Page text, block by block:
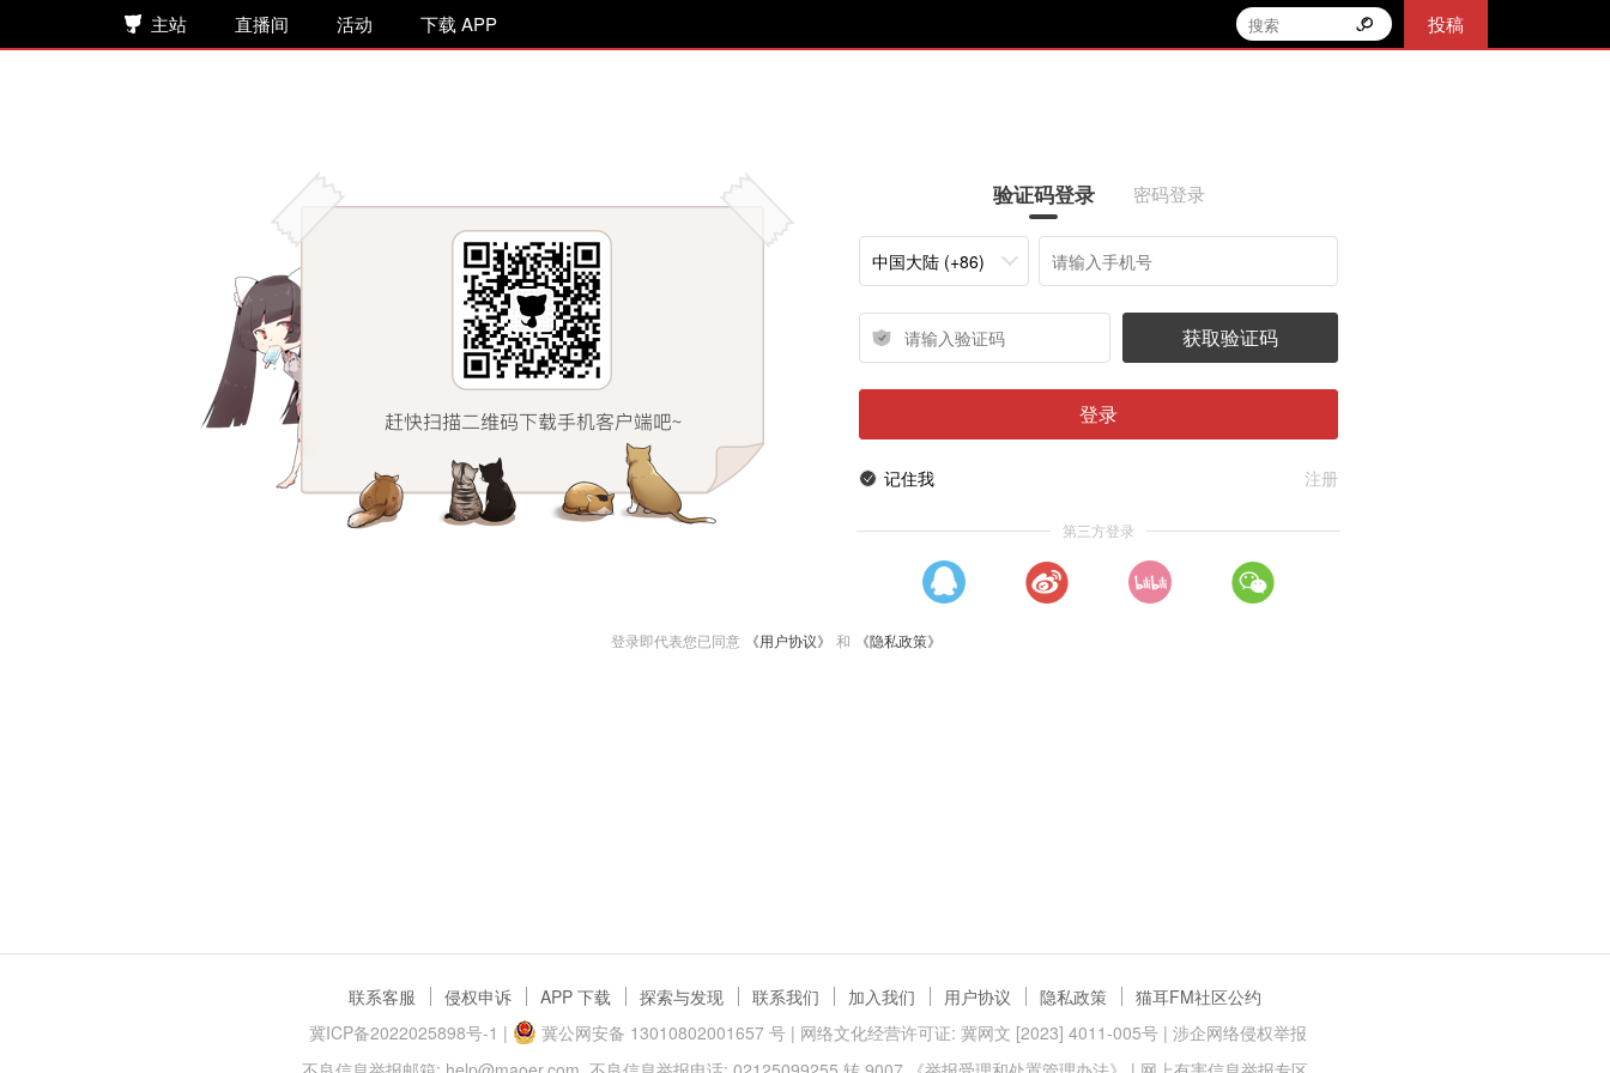
主站 直播间 活动 下载 APP 投稿
验证码登录 密码登录
中国大陆 (+86)
获取验证码
登录
记住我 注册
第三方登录
登录即代表您已同意 《用户协议》 和 《隐私政策》
联系客服 侵权申诉 APP 下载 探索与发现 联系我们 加入我们 用户协议 隐私政策
猫耳FM社区公约
冀ICP备2022025898号-1 | 冀公网安备 13010802001657 号| 网络文化经营许可证: 冀网文 [2023] 4011-005号 | 涉企网络侵权举报